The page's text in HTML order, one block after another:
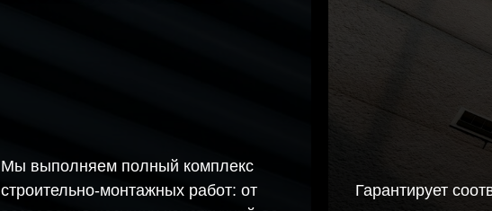
Мы выполняем полный комплекс
строительно-монтажных работ: от
Гарантирует